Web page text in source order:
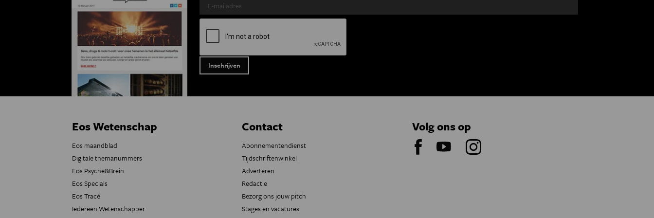
Eos Wetenschap
Eos maandblad
Digitale themanummers
Eos Psyche&Brein
Eos Specials
Eos Tracé
Iedereen Wetenschapper
Contact
Abonnementendienst
Tijdschriftenwinkel
Adverteren
Redactie
Bezorg ons jouw pitch
Stages en vacatures
Volg ons op